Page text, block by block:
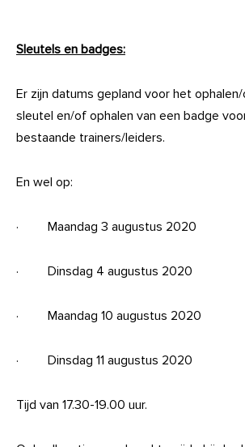
Sleutels en badges:
Er zijn datums gepland voor het
sleutel en/of ophalen van een badge
bestaande trainers/leiders.
En wel op:
· Maandag 3 augustus 2020
· Dinsdag 4 augustus 2020
· Maandag 10 augustus 2020
· Dinsdag 11 augustus 2020
Tijd van 17.30-19.00 uur.